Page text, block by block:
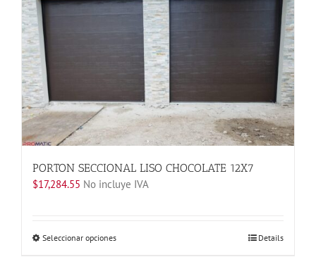
variantes.
opciones
pueden
en
la
página
de
producto
PORTON SECCIONAL LISO CHOCOLATE 12X7
$17,284.55 No incluye IVA
Seleccionar opcionesEste
Details